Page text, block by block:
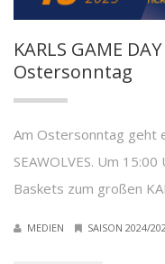
KARLS GAME
Ostersonntag
Am Ostersonntag geht
SEAWOLVES. Um
Baskets zum großen
MEDIEN SAISON 2024/